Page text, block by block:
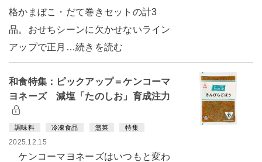
格かまぼこ・だて巻きセットの計3
品。おせちシーンに欠かせないライン
アップで正月…続きを読む
和食特集：ピックアップ＝ケンコーマ
ヨネーズ 減塩「たのしお」育成注力
調味料 冷凍食品 惣菜 特集
2025.12.15
ケンコーマヨネーズはいつもと変わ